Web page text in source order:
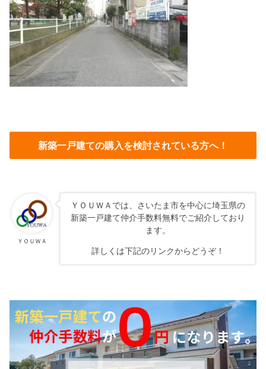
新築一戸建ての購入を検討されている方へ！
ＹＯＵＷＡ
ＹＯＵＷＡでは、さいたま市を中心に埼玉県の
新築一戸建て仲介手数料無料でご紹介しており
ます。
詳しくは下記のリンクからどうぞ！